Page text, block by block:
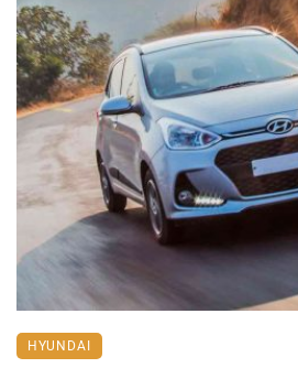
HYUNDAI